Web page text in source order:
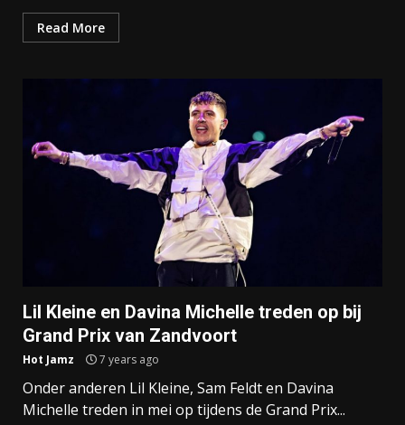
Read More
Lil Kleine en Davina Michelle treden op bij
Grand Prix van Zandvoort
Hot Jamz 7 years ago
Onder anderen Lil Kleine, Sam Feldt en Davina
Michelle treden in mei op tijdens de Grand Prix...